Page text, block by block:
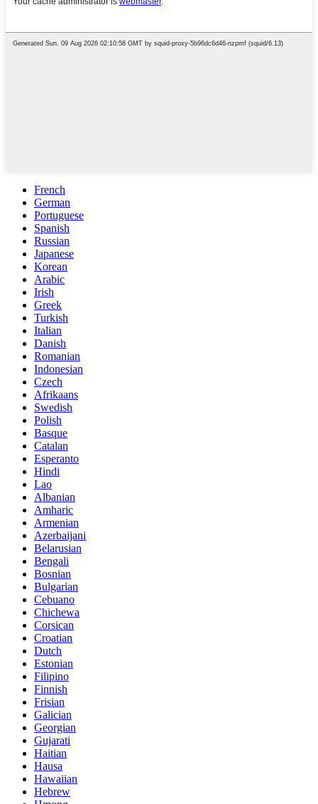
French
German
Portuguese
Spanish
Russian
Japanese
Korean
Arabic
Irish
Greek
Turkish
Italian
Danish
Romanian
Indonesian
Czech
Afrikaans
Swedish
Polish
Basque
Catalan
Esperanto
Hindi
Lao
Albanian
Amharic
Armenian
Azerbaijani
Belarusian
Bengali
Bosnian
Bulgarian
Cebuano
Chichewa
Corsican
Croatian
Dutch
Estonian
Filipino
Finnish
Frisian
Galician
Georgian
Gujarati
Haitian
Hausa
Hawaiian
Hebrew